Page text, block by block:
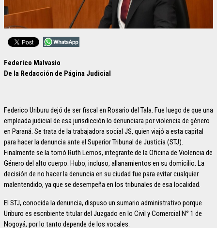
Federico Malvasio
De la Redacción de Página Judicial
Federico Uriburu dejó de ser fiscal en Rosario del Tala. Fue luego de que una
empleada judicial de esa jurisdicción lo denunciara por violencia de género
en Paraná. Se trata de la trabajadora social JS, quien viajó a esta capital
para hacer la denuncia ante el Superior Tribunal de Justicia (STJ).
Finalmente se la tomó Ruth Lemos, integrante de la Oficina de Violencia de
Género del alto cuerpo. Hubo, incluso, allanamientos en su domicilio. La
decisión de no hacer la denuncia en su ciudad fue para evitar cualquier
malentendido, ya que se desempeña en los tribunales de esa localidad.
El STJ, conocida la denuncia, dispuso un sumario administrativo porque
Uriburo es escribiente titular del Juzgado en lo Civil y Comercial N° 1 de
Nogoyá, por lo tanto depende de los vocales.